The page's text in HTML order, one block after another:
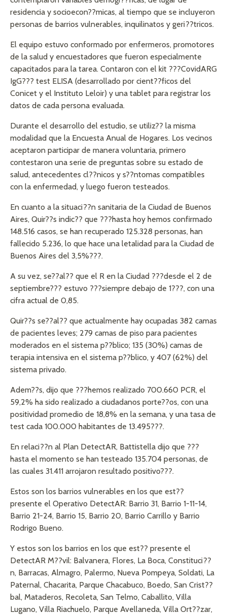
residencia y socioecon??micas, al tiempo que se incluyeron
personas de barrios vulnerables, inquilinatos y geri??tricos.
El equipo estuvo conformado por enfermeros, promotores
de la salud y encuestadores que fueron especialmente
capacitados para la tarea. Contaron con el kit ???CovidARG
IgG??? test ELISA (desarrollado por cient??ficos del
Conicet y el Instituto Leloir) y una tablet para registrar los
datos de cada persona evaluada.
Durante el desarrollo del estudio, se utiliz?? la misma
modalidad que la Encuesta Anual de Hogares. Los vecinos
aceptaron participar de manera voluntaria, primero
contestaron una serie de preguntas sobre su estado de
salud, antecedentes cl??nicos y s??ntomas compatibles
con la enfermedad, y luego fueron testeados.
En cuanto a la situaci??n sanitaria de la Ciudad de Buenos
Aires, Quir??s indic?? que ???hasta hoy hemos confirmado
148.516 casos, se han recuperado 125.328 personas, han
fallecido 5.236, lo que hace una letalidad para la Ciudad de
Buenos Aires del 3,5%???.
A su vez, se??al?? que el R en la Ciudad ???desde el 2 de
septiembre??? estuvo ???siempre debajo de 1???, con una
cifra actual de 0,85.
Quir??s se??al?? que actualmente hay ocupadas 382 camas
de pacientes leves; 279 camas de piso para pacientes
moderados en el sistema p??blico; 135 (30%) camas de
terapia intensiva en el sistema p??blico, y 407 (62%) del
sistema privado.
Adem??s, dijo que ???hemos realizado 700.660 PCR, el
59,2% ha sido realizado a ciudadanos porte??os, con una
positividad promedio de 18,8% en la semana, y una tasa de
test cada 100.000 habitantes de 13.495???.
En relaci??n al Plan DetectAR, Battistella dijo que ???
hasta el momento se han testeado 135.704 personas, de
las cuales 31.411 arrojaron resultado positivo???.
Estos son los barrios vulnerables en los que est??
presente el Operativo DetectAR: Barrio 31, Barrio 1-11-14,
Barrio 21-24, Barrio 15, Barrio 20, Barrio Carrillo y Barrio
Rodrigo Bueno.
Y estos son los barrios en los que est?? presente el
DetectAR M??vil: Balvanera, Flores, La Boca, Constituci??
n, Barracas, Almagro, Palermo, Nueva Pompeya, Soldati, La
Paternal, Chacarita, Parque Chacabuco, Boedo, San Crist??
bal, Mataderos, Recoleta, San Telmo, Caballito, Villa
Lugano, Villa Riachuelo, Parque Avellaneda, Villa Ort??zar,